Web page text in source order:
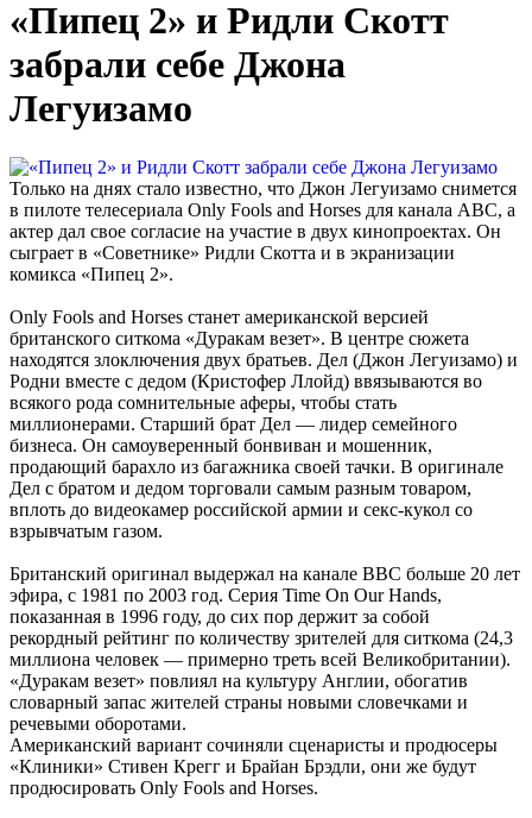
«Пипец 2» и Ридли Скотт
забрали себе Джона
Легуизамо
Только на днях стало известно, что Джон Легуизамо снимется
в пилоте телесериала Only Fools and Horses для канала ABC, а
актер дал свое согласие на участие в двух кинопроектах. Он
сыграет в «Советнике» Ридли Скотта и в экранизации
комикса «Пипец 2».
Only Fools and Horses станет американской версией
британского ситкома «Дуракам везет». В центре сюжета
находятся злоключения двух братьев. Дел (Джон Легуизамо) и
Родни вместе с дедом (Кристофер Ллойд) ввязываются во
всякого рода сомнительные аферы, чтобы стать
миллионерами. Старший брат Дел — лидер семейного
бизнеса. Он самоуверенный бонвиван и мошенник,
продающий барахло из багажника своей тачки. В оригинале
Дел с братом и дедом торговали самым разным товаром,
вплоть до видеокамер российской армии и секс-кукол со
взрывчатым газом.
Британский оригинал выдержал на канале BBC больше 20 лет
эфира, с 1981 по 2003 год. Серия Time On Our Hands,
показанная в 1996 году, до сих пор держит за собой
рекордный рейтинг по количеству зрителей для ситкома (24,3
миллиона человек — примерно треть всей Великобритании).
«Дуракам везет» повлиял на культуру Англии, обогатив
словарный запас жителей страны новыми словечками и
речевыми оборотами.
Американский вариант сочиняли сценаристы и продюсеры
«Клиники» Стивен Крегг и Брайан Брэдли, они же будут
продюсировать Only Fools and Horses.